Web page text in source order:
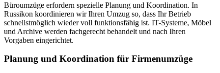
Büroumzüge erfordern spezielle Planung und Koordination. In
Russikon koordinieren wir Ihren Umzug so, dass Ihr Betrieb
schnellstmöglich wieder voll funktionsfähig ist. IT-Systeme, Möbel
und Archive werden fachgerecht behandelt und nach Ihren
Vorgaben eingerichtet.
Planung und Koordination für Firmenumzüge